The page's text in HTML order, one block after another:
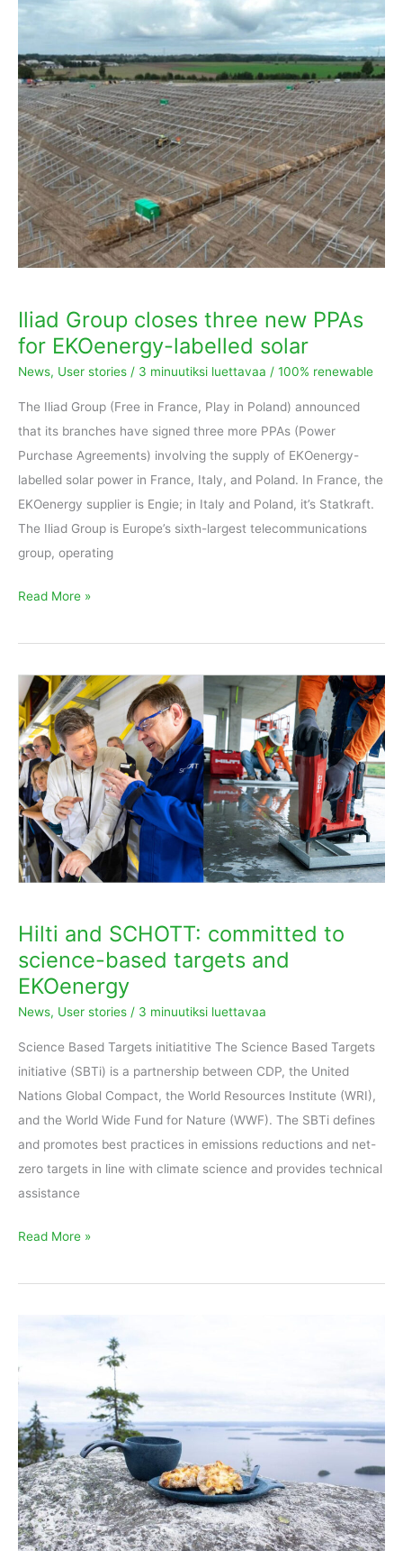
Iliad Group closes three new PPAs
for EKOenergy-labelled solar
News, User stories / 3 minuutiksi luettavaa / 100% renewable
The Iliad Group (Free in France, Play in Poland) announced
that its branches have signed three more PPAs (Power
Purchase Agreements) involving the supply of EKOenergy-
labelled solar power in France, Italy, and Poland. In France, the
EKOenergy supplier is Engie; in Italy and Poland, it’s Statkraft.
The Iliad Group is Europe’s sixth-largest telecommunications
group, operating
closes
three
new
PPAs
for
EKOenergy-
labelled
solar
Read More »
Hilti and SCHOTT: committed to
science-based targets and
EKOenergy
News, User stories / 3 minuutiksi luettavaa
Science Based Targets initiatitive The Science Based Targets
initiative (SBTi) is a partnership between CDP, the United
Nations Global Compact, the World Resources Institute (WRI),
and the World Wide Fund for Nature (WWF). The SBTi defines
and promotes best practices in emissions reductions and net-
zero targets in line with climate science and provides technical
assistance
Hilti
and
SCHOTT:
committed
to
science-
based
targets
and
Read More »
Pioneer
Eco-
Friendly
Manufacturing